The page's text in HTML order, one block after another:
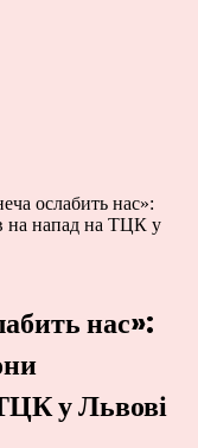
ослабить нас»:
на напад на ТЦК у
нас»:
у Львові